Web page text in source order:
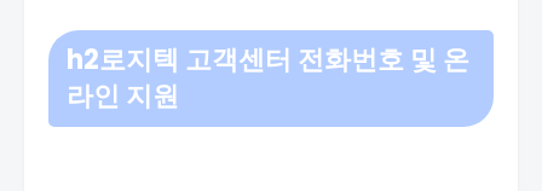
h2로지텍 고객센터 전화번호 및 온
라인 지원